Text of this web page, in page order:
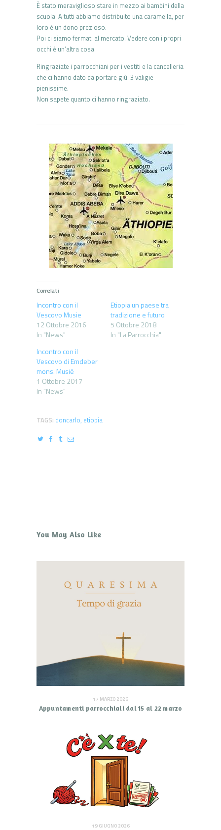
È stato meraviglioso stare in mezzo ai bambini della
scuola. A tutti abbiamo distribuito una caramella, per
loro è un dono prezioso.
Poi ci siamo fermati al mercato. Vedere con i propri
occhi è un’altra cosa.
Ringraziate i parrocchiani per i vestiti e la cancelleria
che ci hanno dato da portare giù. 3 valigie
pienissime.
Non sapete quanto ci hanno ringraziato.
Correlati
Incontro con il
Vescovo Musie
12 Ottobre 2016
In "News"
Etiopia un paese tra
tradizione e futuro
5 Ottobre 2018
In "La Parrocchia"
Incontro con il
Vescovo di Emdeber
mons. Musiè
1 Ottobre 2017
In "News"
TAGS: doncarlo, etiopia
You May Also Like
17 MARZO 2026
Appuntamenti parrocchiali dal 15 al 22 marzo
19 GIUGNO 2026